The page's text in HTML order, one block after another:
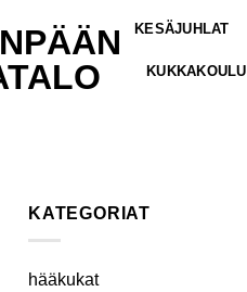
KESÄJUHLAT
KUKKAKOULU
KATEGORIAT
hääkukat